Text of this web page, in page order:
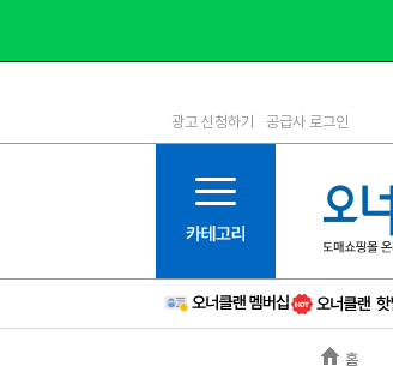
1등급
6등급
11등급
12등급
15등급
16등급
광고 신청하기 공급사 로그인
홈